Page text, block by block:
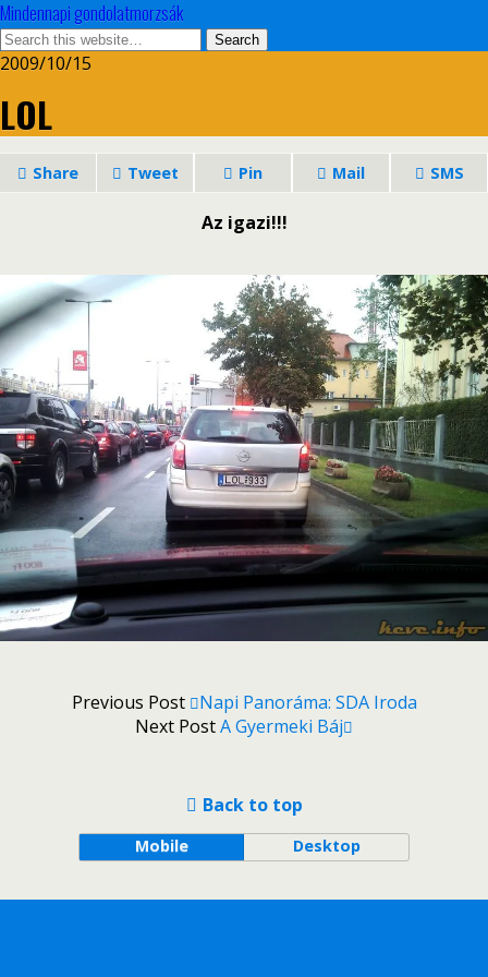
Mindennapi gondolatmorzsák
2009/10/15
LOL
Share Tweet Pin Mail SMS
Az igazi!!!
Previous Post
Napi Panoráma: SDA Iroda
Next PostA Gyermeki Báj
Back to top
Mobile Desktop